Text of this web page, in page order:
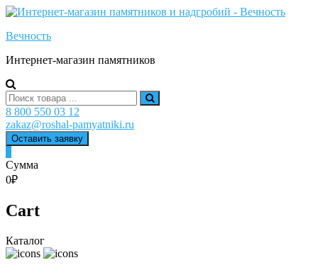
Skip
content
Вечность
Интернет-магазин памятников
Search
for:
8 800 550 03 12
zakaz@roshal-pamyatniki.ru
Оставить заявку
Сумма
0₽
Cart
Каталог